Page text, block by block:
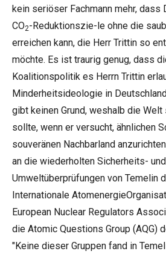
kein seriöser Fachmann mehr, dass
CO2-Reduktionszie-le ohne die
erreichen kann, die Herr Trittin so
möchte. Es ist traurig genug, dass
Koalitionspolitik es Herrn Trittin
Minderheitsideologie in
gibt keinen Grund, weshalb die
sollte, wenn er versucht, ähnlichen
souveränen Nachbarland
an die wiederholten Sicherheits- und
Umweltüberprüfungen von Temelin
Internationale
European Nuclear Regulators
die Atomic Questions Group (AQG)
"Keine dieser Gruppen fand in